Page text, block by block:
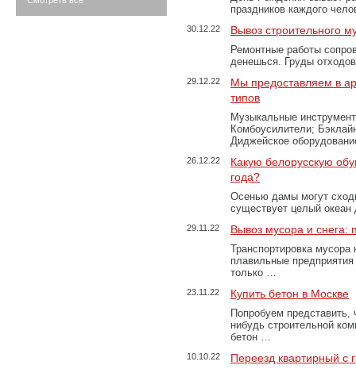
праздников каждого
30.12.22 Вывоз строительного
Ремонтные работы
денешься. Груды
29.12.22
Мы предоставляем в
типов
Музыкальные
Комбоусилители;
Диджейское
26.12.22
Какую белорусскую
года?
Осенью дамы могут
существует целый
29.11.22 Вывоз мусора и
Транспортировка
плавильные
только …
23.11.22 Купить бетон в Москве
Попробуем представить,
нибудь строительной
бетон …
10.10.22 Переезд квартирный с